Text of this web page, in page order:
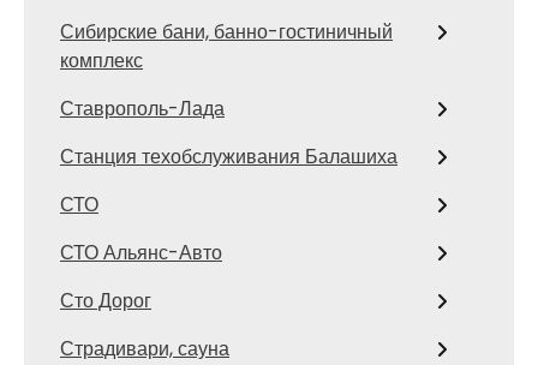
Сибирские бани, банно-гостиничный
комплекс
Ставрополь-Лада
Станция техобслуживания Балашиха
СТО
СТО Альянс-Авто
Сто Дорог
Страдивари, сауна